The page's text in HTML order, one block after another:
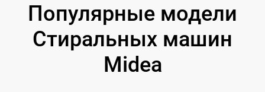
Популярные модели
Стиральных машин
Midea